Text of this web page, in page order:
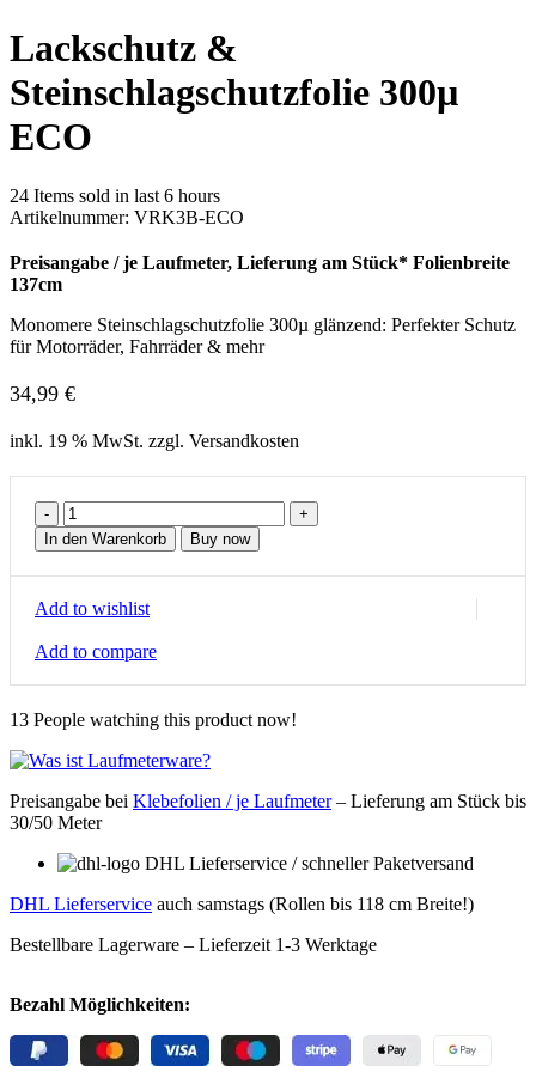
Lackschutz &
Steinschlagschutzfolie 300µ
ECO
24 Items sold in last 6 hours
Artikelnummer: VRK3B-ECO
Preisangabe / je Laufmeter, Lieferung am Stück* Folienbreite
137cm
Monomere Steinschlagschutzfolie 300µ glänzend: Perfekter Schutz
für Motorräder, Fahrräder & mehr
34,99 €
inkl. 19 % MwSt. zzgl. Versandkosten
Lackschutz
&
Steinschlagschutzfolie
300µ
Menge
In den Warenkorb Buy now
Add to wishlist
Add to compare
13 People watching this product now!
Preisangabe bei Klebefolien / je Laufmeter– Lieferung am Stück bis
30/50 Meter
DHL Lieferservice / schneller Paketversand
DHL Lieferservice auch samstags (Rollen bis 118 cm Breite!)
Bestellbare Lagerware – Lieferzeit 1-3 Werktage
Bezahl Möglichkeiten: